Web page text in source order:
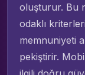
oluşturur. Bu
odaklı
memnuniyeti
pekiştirir.